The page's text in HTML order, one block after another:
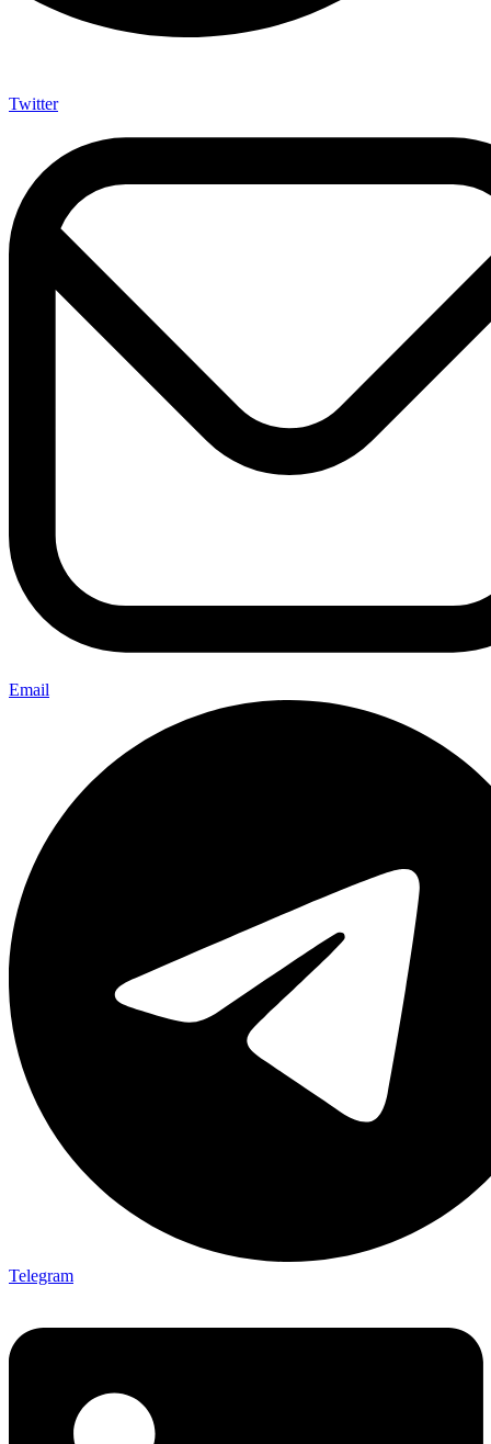
Twitter
Email
Telegram